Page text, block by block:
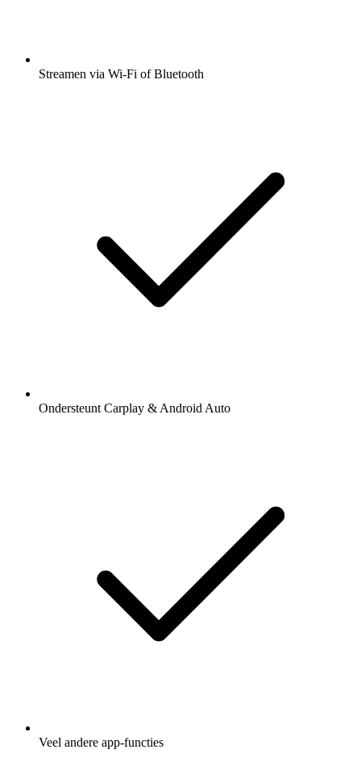
Streamen via Wi-Fi of Bluetooth
Ondersteunt Carplay & Android Auto
Veel andere app-functies